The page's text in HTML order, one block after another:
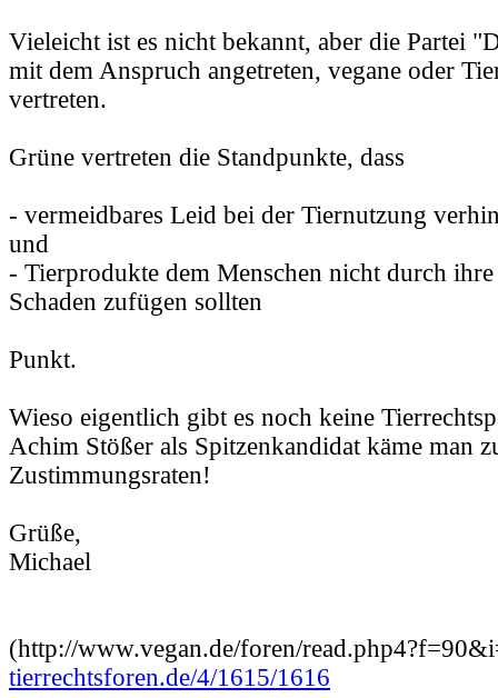
Vieleicht ist es nicht bekannt, aber die Partei
mit dem Anspruch angetreten, vegane oder
vertreten.
Grüne vertreten die Standpunkte, dass
- vermeidbares Leid bei der Tiernutzung
und
- Tierprodukte dem Menschen nicht durch
Schaden zufügen sollten
Punkt.
Wieso eigentlich gibt es noch keine
Achim Stößer als Spitzenkandidat käme man
Zustimmungsraten!
Grüße,
Michael
(http://www.vegan.de/foren/
tierrechtsforen.de/4/1615/1616